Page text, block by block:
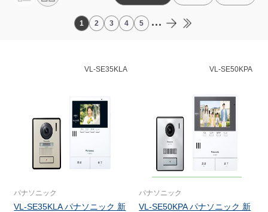
1 2 3 4 5 ...
VL-SE35KLA
パナソニック
VL-SE35KLA パナソニック 新
VL-SE50KPA
パナソニック
VL-SE50KPA パナソニック 新